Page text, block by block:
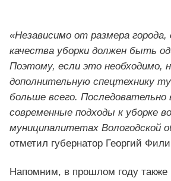
«Независимо от размера
качества уборки должен быть
Поэтому, если это необходимо,
дополнительную спецтехнику
больше всего. Последовательно
современные подходы к уборке
муниципалитетах Вологодской
отметил губернатор Георгий
Напомним, в прошлом году также